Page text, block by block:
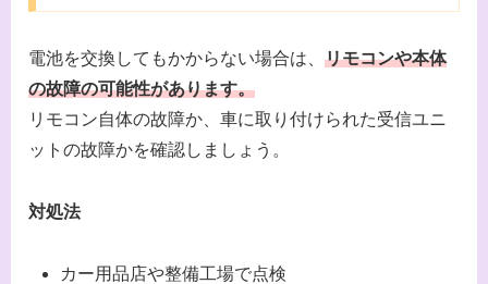
電池を交換してもかからない場合は、 リモコンや本体
の故障の可能性があります。
リモコン自体の故障か、車に取り付けられた受信ユニ
ットの故障かを確認しましょう。
対処法
カー用品店や整備工場で点検